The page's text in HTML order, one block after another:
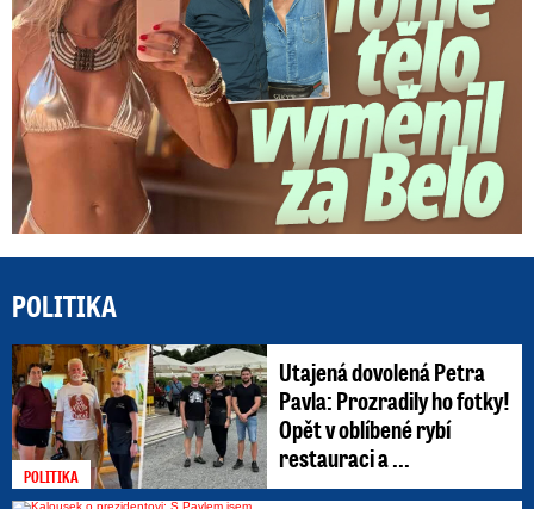
POLITIKA
POLITIKA
Utajená dovolená Petra
Pavla: Prozradily ho fotky!
Opět v oblíbené rybí
restauraci a ...